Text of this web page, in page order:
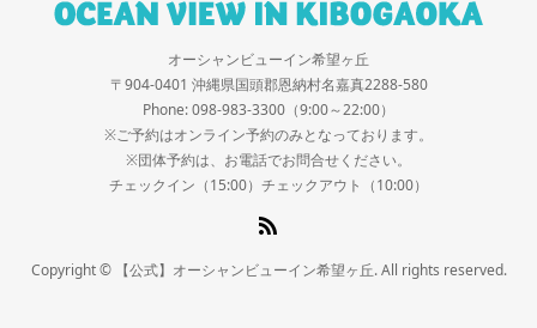
オーシャンビューイン希望ヶ丘
〒904-0401 沖縄県国頭郡恩納村名嘉真2288-580
Phone: 098-983-3300（9:00～22:00）
※ご予約はオンライン予約のみとなっております。
※団体予約は、お電話でお問合せください。
チェックイン（15:00）チェックアウト（10:00）
Copyright © 【公式】オーシャンビューイン希望ヶ丘. All rights reserved.